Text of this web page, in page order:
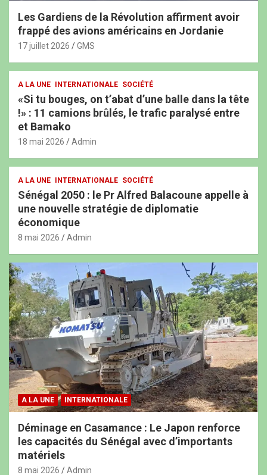
Les Gardiens de la Révolution affirment avoir
frappé des avions américains en Jordanie
17 juillet 2026 GMS
A LA UNE INTERNATIONALE SOCIÉTÉ
«Si tu bouges, on t’abat d’une balle dans la tête
!» : 11 camions brûlés, le trafic paralysé entre
et Bamako
18 mai 2026 Admin
A LA UNE INTERNATIONALE SOCIÉTÉ
Sénégal 2050 : le Pr Alfred Balacoune appelle à
une nouvelle stratégie de diplomatie
économique
8 mai 2026 Admin
A LA UNE INTERNATIONALE
Déminage en Casamance : Le Japon renforce
les capacités du Sénégal avec d’importants
matériels
8 mai 2026 Admin